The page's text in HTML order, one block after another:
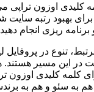
کلیدی اوزون تراپی
بهبود رتبه سایت
برنامه ریزی انجام
تنوع در
در این مسیر
کلمه کلیدی اوزون
هم به سئو و هم به